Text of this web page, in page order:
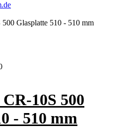
Glasplatte 510 - 510 mm
10S 500
- 510 mm